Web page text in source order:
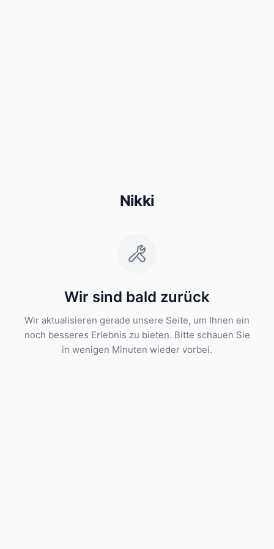
Nikki
Wir sind bald zurück
Wir aktualisieren gerade unsere Seite, um Ihnen ein
noch besseres Erlebnis zu bieten. Bitte schauen Sie
in wenigen Minuten wieder vorbei.